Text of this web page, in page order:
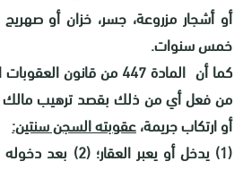
أو أشجار مزروعة، جسر، خزان أو
خمس سنوات.
كما أن المادة 447 من
من فعل أي من ذلك بقصد ترهيب مالك
أو ارتكاب جريمة،عقوبته السجن سنتين:
(1) يدخل أو يعبر